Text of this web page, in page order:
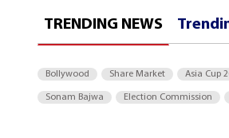
TRENDING NEWS
Bollywood Share Market Asia Cup
Sonam Bajwa Election Commission